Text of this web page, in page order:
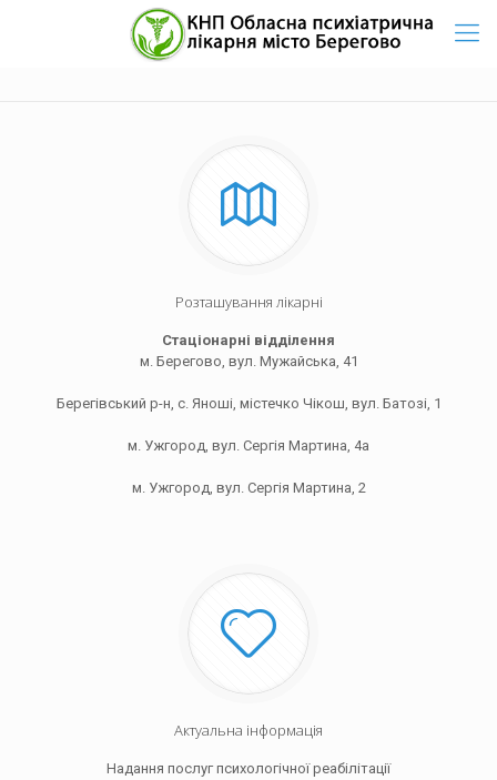
Розташування лікарні
Стаціонарні відділення
м. Берегово, вул. Мужайська, 41
Берегівський р-н, с. Яноші, містечко Чікош, вул. Батозі, 1
м. Ужгород, вул. Сергія Мартина, 4а
м. Ужгород, вул. Сергія Мартина, 2
Актуальна інформація
Надання послуг психологічної реабілітації